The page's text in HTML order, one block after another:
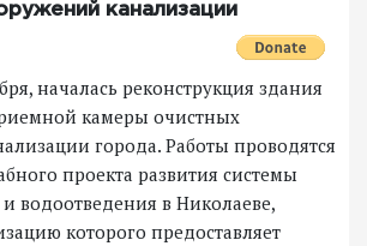
канализации
началась реконструкция здания
камеры очистных
города. Работы проводятся
проекта развития системы
водоотведения в Николаеве,
которого предоставляет